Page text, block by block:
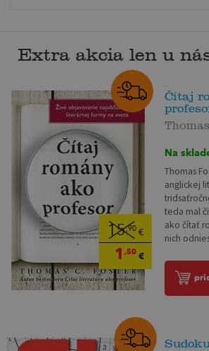
Extra akcia len u
15,90 €
1 ,50 €
Čítaj
Na
Thomas
anglickej
teda mal
ako čítať
nich